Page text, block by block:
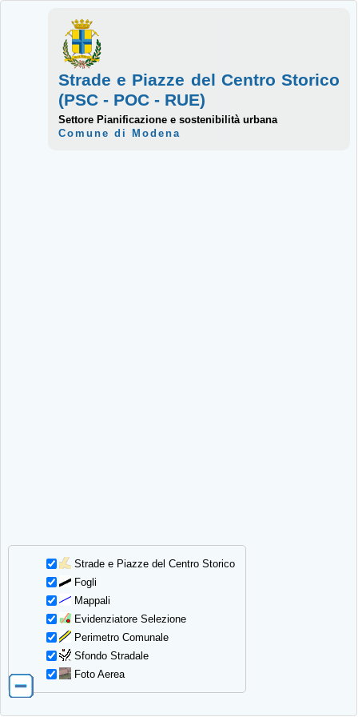
Strade e Piazze del Centro Storico
Fogli
Mappali
Evidenziatore Selezione
Perimetro Comunale
Sfondo Stradale
Foto Aerea
Strade e Piazze del Centro Storico
(PSC - POC - RUE)
Settore Pianificazione e sostenibilità urbana
Comune di Modena